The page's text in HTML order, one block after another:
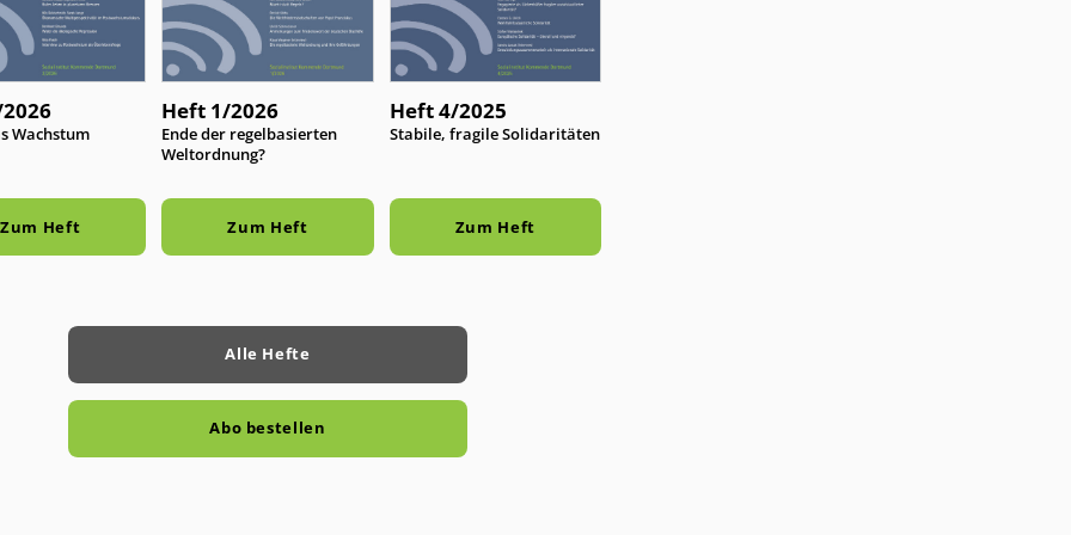
Wachstum
Zum Heft
Heft 1/2026
:
Ende der regelbasierten
Weltordnung?
Zum Heft
Heft 4/2025
:
Stabile, fragile Solidaritäten
Zum Heft
Alle Hefte
Abo bestellen